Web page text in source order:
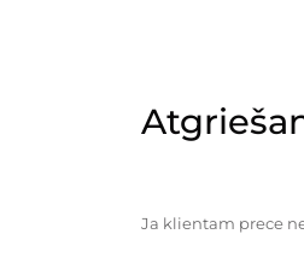
Ja klientam prece